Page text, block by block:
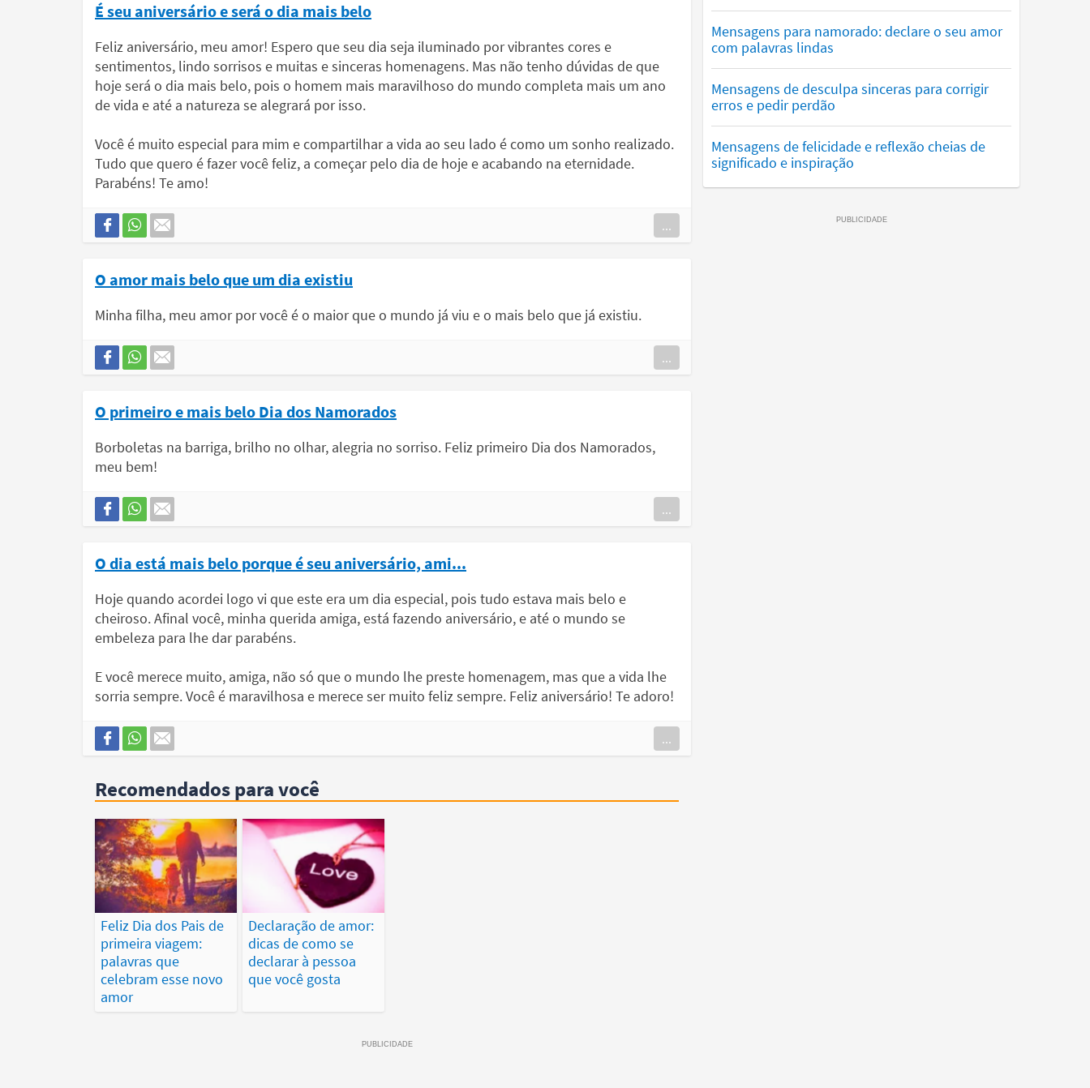
É seu aniversário e será o dia mais belo
Feliz aniversário, meu amor! Espero que seu dia seja iluminado por vibrantes cores e
sentimentos, lindo sorrisos e muitas e sinceras homenagens. Mas não tenho dúvidas de que
hoje será o dia mais belo, pois o homem mais maravilhoso do mundo completa mais um ano
de vida e até a natureza se alegrará por isso.
Você é muito especial para mim e compartilhar a vida ao seu lado é como um sonho realizado.
Tudo que quero é fazer você feliz, a começar pelo dia de hoje e acabando na eternidade.
Parabéns! Te amo!
...
O amor mais belo que um dia existiu
Minha filha, meu amor por você é o maior que o mundo já viu e o mais belo que já existiu.
...
O primeiro e mais belo Dia dos Namorados
Borboletas na barriga, brilho no olhar, alegria no sorriso. Feliz primeiro Dia dos Namorados,
meu bem!
...
O dia está mais belo porque é seu aniversário, ami...
Hoje quando acordei logo vi que este era um dia especial, pois tudo estava mais belo e
cheiroso. Afinal você, minha querida amiga, está fazendo aniversário, e até o mundo se
embeleza para lhe dar parabéns.
E você merece muito, amiga, não só que o mundo lhe preste homenagem, mas que a vida lhe
sorria sempre. Você é maravilhosa e merece ser muito feliz sempre. Feliz aniversário! Te adoro!
...
Recomendados para você
Feliz Dia dos Pais de
primeira viagem:
palavras que
celebram esse novo
amor
Declaração de amor:
dicas de como se
declarar à pessoa
que você gosta
Mensagens para namorado: declare o seu amor
com palavras lindas
Mensagens de desculpa sinceras para corrigir
erros e pedir perdão
Mensagens de felicidade e reflexão cheias de
significado e inspiração